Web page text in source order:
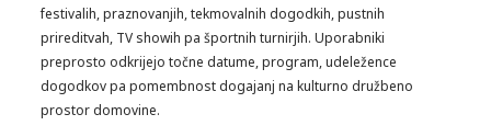
festivalih, praznovanjih, tekmovalnih dogodkih, pustnih
prireditvah, TV showih pa športnih turnirjih. Uporabniki
preprosto odkrijejo točne datume, program, udeležence
dogodkov pa pomembnost dogajanj na kulturno družbeno
prostor domovine.